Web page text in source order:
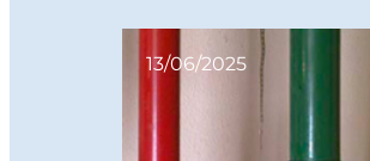
13/06/2025